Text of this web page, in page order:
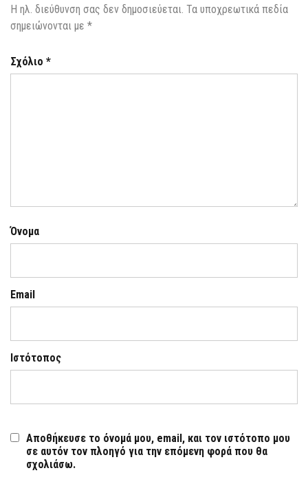
Η ηλ. διεύθυνση σας δεν δημοσιεύεται. Τα υποχρεωτικά πεδία
σημειώνονται με *
Σχόλιο *
Όνομα
Email
Ιστότοπος
Αποθήκευσε το όνομά μου, email, και τον ιστότοπο μου
σε αυτόν τον πλοηγό για την επόμενη φορά που θα
σχολιάσω.